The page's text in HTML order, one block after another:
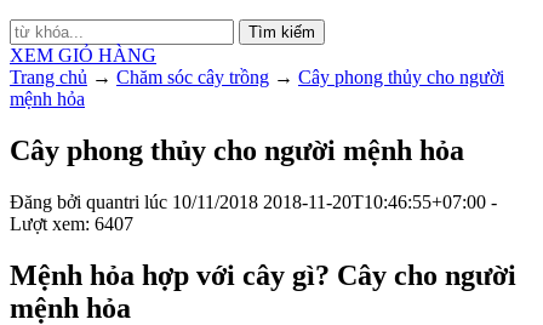
Tìm kiếm
XEM GIỎ HÀNG
Trang chủ → Chăm sóc cây trồng → Cây phong thủy cho người
mệnh hỏa
Cây phong thủy cho người mệnh hỏa
Đăng bởi quantri lúc 10/11/2018 2018-11-20T10:46:55+07:00 -
Lượt xem: 6407
Mệnh hỏa hợp với cây gì? Cây cho người
mệnh hỏa